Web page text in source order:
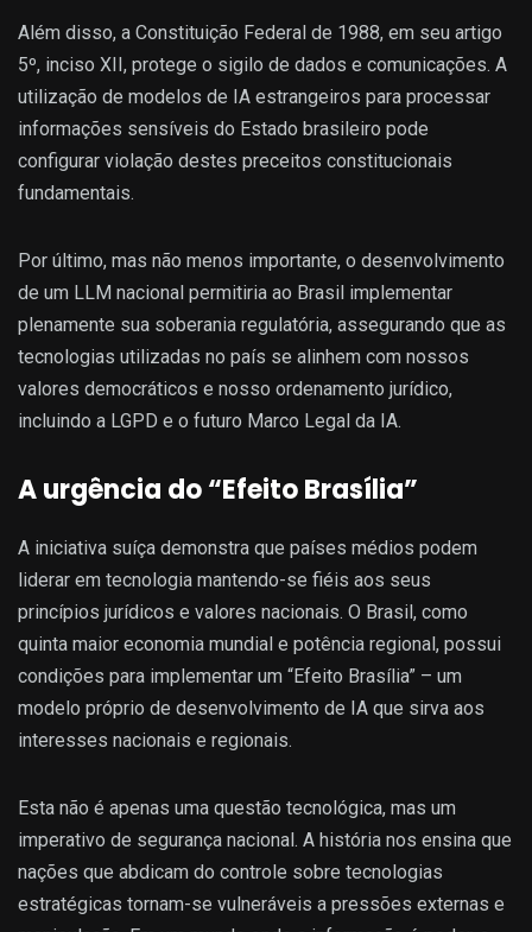
Além disso, a Constituição Federal de 1988, em seu artigo
5º, inciso XII, protege o sigilo de dados e comunicações. A
utilização de modelos de IA estrangeiros para processar
informações sensíveis do Estado brasileiro pode
configurar violação destes preceitos constitucionais
fundamentais.
Por último, mas não menos importante, o desenvolvimento
de um LLM nacional permitiria ao Brasil implementar
plenamente sua soberania regulatória, assegurando que as
tecnologias utilizadas no país se alinhem com nossos
valores democráticos e nosso ordenamento jurídico,
incluindo a LGPD e o futuro Marco Legal da IA.
A urgência do “Efeito Brasília”
A iniciativa suíça demonstra que países médios podem
liderar em tecnologia mantendo-se fiéis aos seus
princípios jurídicos e valores nacionais. O Brasil, como
quinta maior economia mundial e potência regional, possui
condições para implementar um “Efeito Brasília” – um
modelo próprio de desenvolvimento de IA que sirva aos
interesses nacionais e regionais.
Esta não é apenas uma questão tecnológica, mas um
imperativo de segurança nacional. A história nos ensina que
nações que abdicam do controle sobre tecnologias
estratégicas tornam-se vulneráveis a pressões externas e